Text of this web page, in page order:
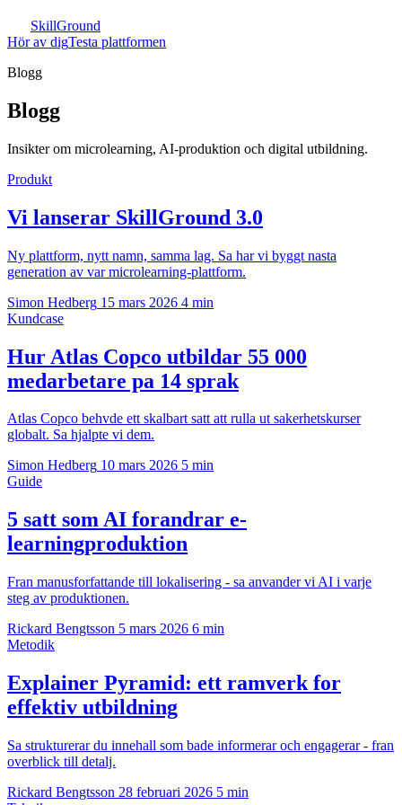
SkillGround
Hör av digTesta plattformen
Blogg
Blogg
Insikter om microlearning, AI-produktion och digital utbildning.
Produkt
Vi lanserar SkillGround 3.0
Ny plattform, nytt namn, samma lag. Sa har vi byggt nasta
generation av var microlearning-plattform.
Simon Hedberg 15 mars 2026 4 min
Kundcase
Hur Atlas Copco utbildar 55 000
medarbetare pa 14 sprak
Atlas Copco behvde ett skalbart satt att rulla ut sakerhetskurser
globalt. Sa hjalpte vi dem.
Simon Hedberg 10 mars 2026 5 min
Guide
5 satt som AI forandrar e-
learningproduktion
Fran manusforfattande till lokalisering - sa anvander vi AI i varje
steg av produktionen.
Rickard Bengtsson 5 mars 2026 6 min
Metodik
Explainer Pyramid: ett ramverk for
effektiv utbildning
Sa strukturerar du innehall som bade informerar och engagerar - fran
overblick till detalj.
Rickard Bengtsson 28 februari 2026 5 min